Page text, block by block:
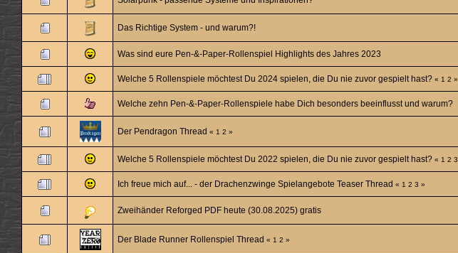
Das Richtige System - und warum?!
Was sind eure Pen-&-Paper-Rollenspiel Highlights des Jahres 2023
Welche 5 Rollenspiele möchtest Du 2024 spielen, die Du nie zuvor gespielt hast? « 1 2 »
Welche zehn Pen-&-Paper-Rollenspiele habe Dich besonders beeinflusst und warum?
Der Pendragon Thread « 1 2 »
Welche 5 Rollenspiele möchtest Du 2022 spielen, die Du nie zuvor gespielt hast? « 1 2 3
Ich freue mich auf... - der Drachenzwinge Spielangebote Teaser Thread « 1 2 3 »
Zweihänder Reforged PDF heute (30.08.2025) gratis
Der Blade Runner Rollenspiel Thread « 1 2 »